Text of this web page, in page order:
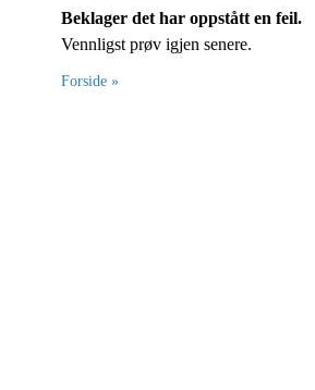
Beklager det har oppstått en feil.
Vennligst prøv igjen senere.
Forside »